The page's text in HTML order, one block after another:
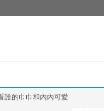
誰的巾巾和內內可愛